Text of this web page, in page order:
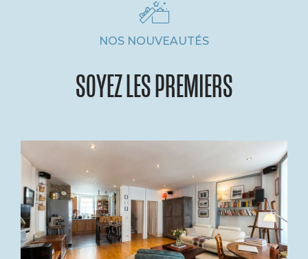
NOS NOUVEAUTÉS
SOYEZ LES PREMIERS